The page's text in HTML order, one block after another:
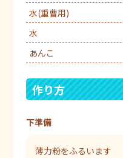
水(重曹用)
水
あんこ
作り方
下準備
薄力粉をふるいます